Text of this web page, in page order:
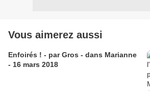
Vous aimerez aussi
Enfoirés ! - par Gros - dans Marianne
- 16 mars 2018